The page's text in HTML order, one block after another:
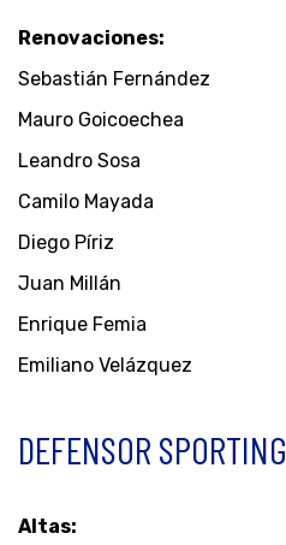
Renovaciones:
Sebastián Fernández
Mauro Goicoechea
Leandro Sosa
Camilo Mayada
Diego Píriz
Juan Millán
Enrique Femia
Emiliano Velázquez
DEFENSOR SPORTING
Altas: